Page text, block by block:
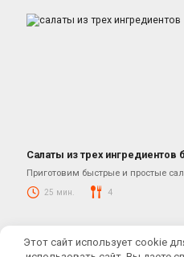
Салаты
Салаты из трех ингредиентов
Приготовим быстрые и простые
25 мин. 4
Купить кулинарную тему:Cook It
Этот сайт использует cookie